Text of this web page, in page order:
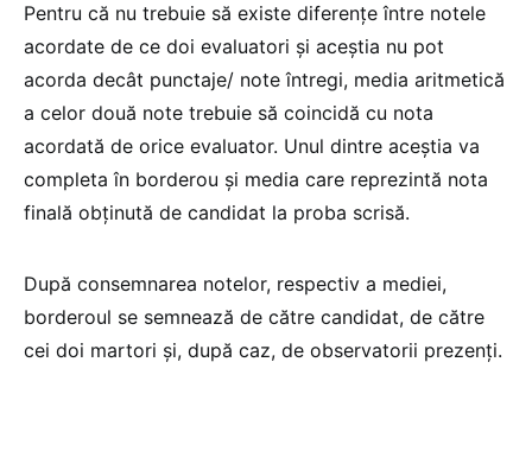
Pentru că nu trebuie să existe diferențe între notele
acordate de ce doi evaluatori și aceștia nu pot
acorda decât punctaje/ note întregi, media aritmetică
a celor două note trebuie să coincidă cu nota
acordată de orice evaluator. Unul dintre aceștia va
completa în borderou și media care reprezintă nota
finală obținută de candidat la proba scrisă.
După consemnarea notelor, respectiv a mediei,
borderoul se semnează de către candidat, de către
cei doi martori și, după caz, de observatorii prezenți.